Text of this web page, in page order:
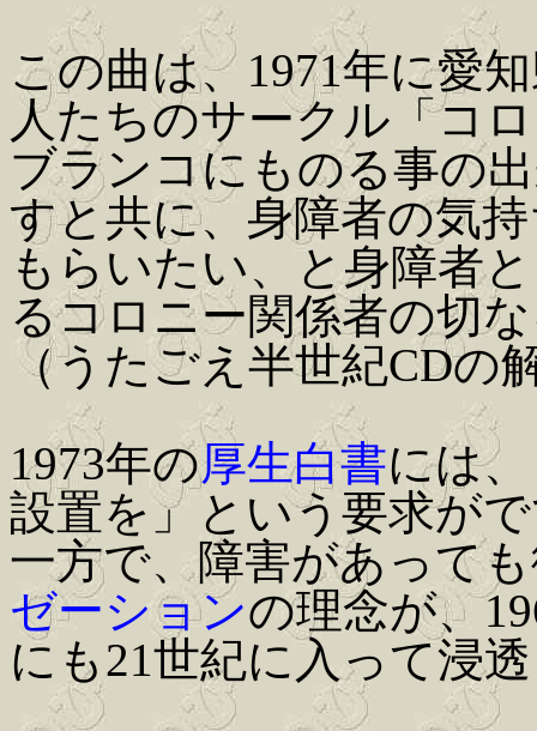
この曲は、1971年に愛
人たちのサークル「コ
ブランコにものる事の
すと共に、身障者の気
もらいたい、と身障者
るコロニー関係者の切
（うたごえ半世紀CDの
1973年の厚生白書には
設置を」という要求が
一方で、障害があって
ゼーションの理念が、
にも21世紀に入って浸